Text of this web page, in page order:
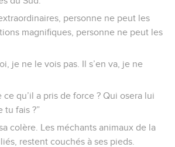
personne ne peut les
magnifiques, personne ne peut les
je ne le vois pas. Il s’en va, je ne
qu’il a pris de force ? Qui osera lui
tu fais ?”
colère. Les méchants animaux de la
restent couchés à ses pieds.